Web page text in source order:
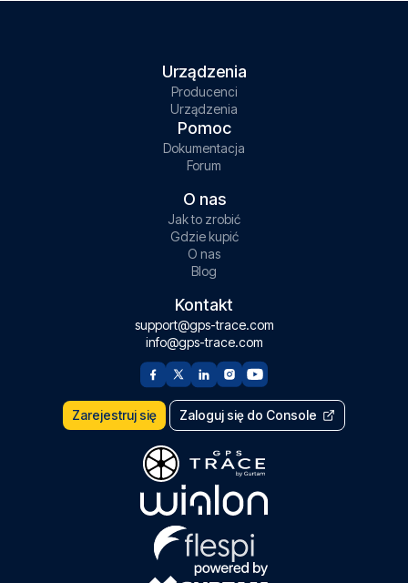
Urządzenia
Producenci
Urządzenia
Pomoc
Dokumentacja
Forum
O nas
Jak to zrobić
Gdzie kupić
O nas
Blog
Kontakt
support@gps-trace.com
info@gps-trace.com
Zarejestruj się Zaloguj się do Console